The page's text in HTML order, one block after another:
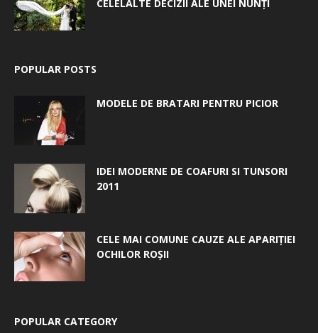
CELELALTE DECIZII ALE UNEI NUNȚI
POPULAR POSTS
MODELE DE BRATARI PENTRU PICIOR
IDEI MODERNE DE COAFURI SI TUNSORI
2011
CELE MAI COMUNE CAUZE ALE APARIȚIEI
OCHILOR ROȘII
POPULAR CATEGORY